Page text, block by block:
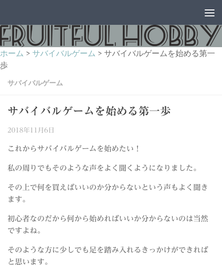
ホーム > サバイバルゲーム > サバイバルゲームを始める第一
歩
サバイバルゲーム
サバイバルゲームを始める第一歩
2018年11月6日
これからサバイバルゲームを始めたい！
私の周りでもそのような声をよく聞くようになりました。
その上で何を買えばいいのか分からないという声もよく聞き
ます。
初心者なのだから何から始めればいいか分からないのは当然
ですよね。
そのような方に少しでも足を踏み入れるきっかけができれば
と思います。